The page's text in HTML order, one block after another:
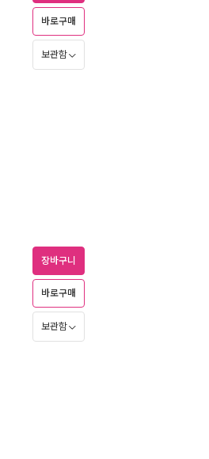
바로구매
보관함
장바구니
바로구매
보관함